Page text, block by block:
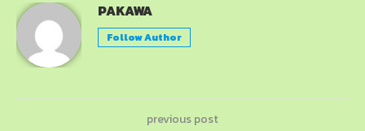
PAKAWA
Follow Author
previous post